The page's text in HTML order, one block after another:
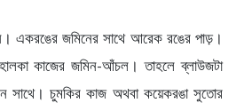
একরঙের জমিনের সাথে আরেক রঙের পাড়।
কাজের জমিন-আঁচল। তাহলে ব্লাউজটা
সাথে। চুমকির কাজ অথবা কয়েকরঙা সুতোর